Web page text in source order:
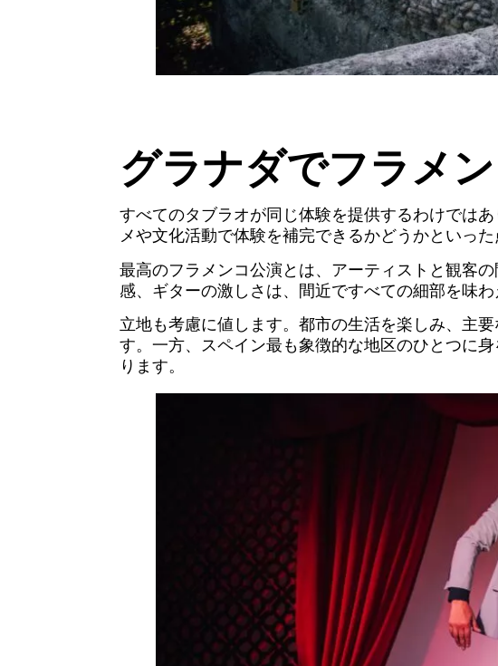
グラナダでフラメ
すべてのタブラオが同じ体験を提供するわけでは
メや文化活動で体験を補完できるかどうかといっ
最高のフラメンコ公演とは、アーティストと観客
感、ギターの激しさは、間近ですべての細部を味
立地も考慮に値します。都市の生活を楽しみ、主
す。一方、スペイン最も象徴的な地区のひとつに
ります。